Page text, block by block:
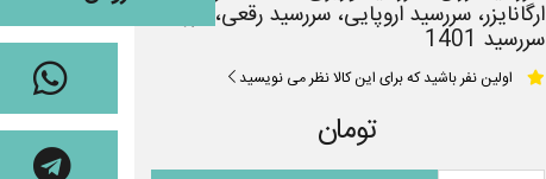
ارگانایزر، سررسید اروپایی، سررسید رقعی، فروش
سررسید 1401
اولین نفر باشید که برای این کالا نظر می نویسید
تومان